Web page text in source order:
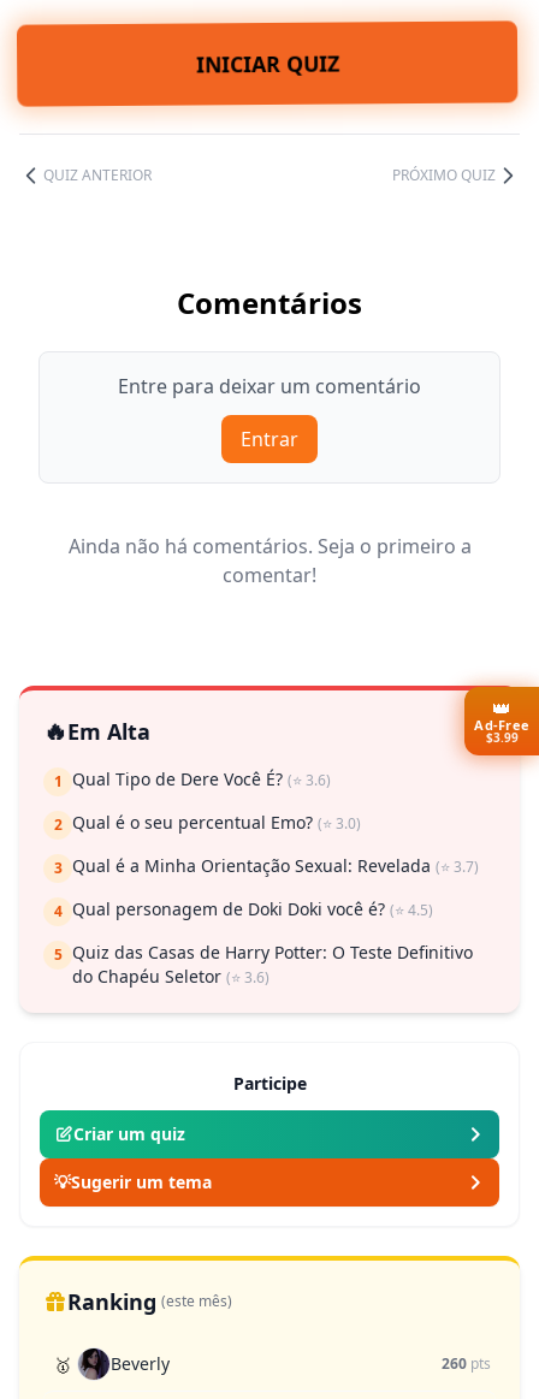
INICIAR QUIZ
QUIZ ANTERIOR PRÓXIMO QUIZ
Comentários
Entre para deixar um comentário
Entrar
Ainda não há comentários. Seja o primeiro a
comentar!
🔥Em Alta
1 Qual Tipo de Dere Você É? (⭐ 3.6)
2 Qual é o seu percentual Emo? (⭐ 3.0)
3 Qual é a Minha Orientação Sexual: Revelada (⭐ 3.7)
4 Qual personagem de Doki Doki você é? (⭐ 4.5)
5 Quiz das Casas de Harry Potter: O Teste Definitivo
do Chapéu Seletor (⭐ 3.6)
Participe
Criar um quiz
💡Sugerir um tema
Ranking (este mês)
🥇 Beverly 260 pts
👑
Ad-Free
$3.99